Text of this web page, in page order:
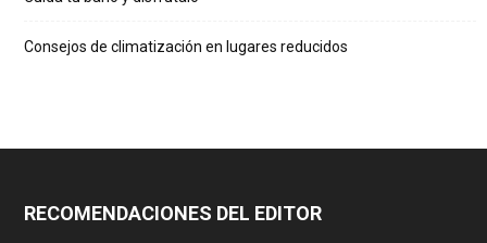
Consejos de climatización en lugares reducidos
RECOMENDACIONES DEL EDITOR